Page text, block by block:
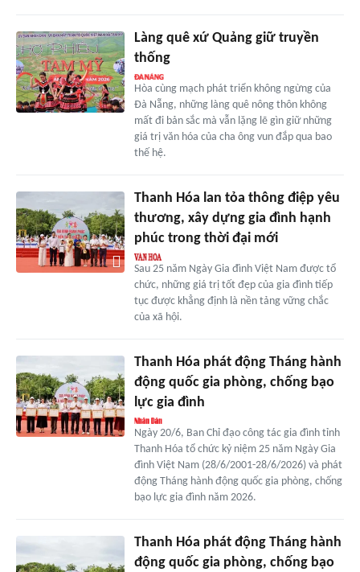
Làng quê xứ Quảng giữ truyền
thống
Hòa cùng mạch phát triển không ngừng của
Đà Nẵng, những làng quê nông thôn không
mất đi bản sắc mà vẫn lặng lẽ gìn giữ những
giá trị văn hóa của cha ông vun đắp qua bao
thế hệ.
Thanh Hóa lan tỏa thông điệp yêu
thương, xây dựng gia đình hạnh
phúc trong thời đại mới
Sau 25 năm Ngày Gia đình Việt Nam được tổ
chức, những giá trị tốt đẹp của gia đình tiếp
tục được khẳng định là nền tảng vững chắc
của xã hội.
Thanh Hóa phát động Tháng hành
động quốc gia phòng, chống bạo
lực gia đình
Ngày 20/6, Ban Chỉ đạo công tác gia đình tỉnh
Thanh Hóa tổ chức kỷ niệm 25 năm Ngày Gia
đình Việt Nam (28/6/2001-28/6/2026) và phát
động Tháng hành động quốc gia phòng, chống
bạo lực gia đình năm 2026.
Thanh Hóa phát động Tháng hành
động quốc gia phòng, chống bạo